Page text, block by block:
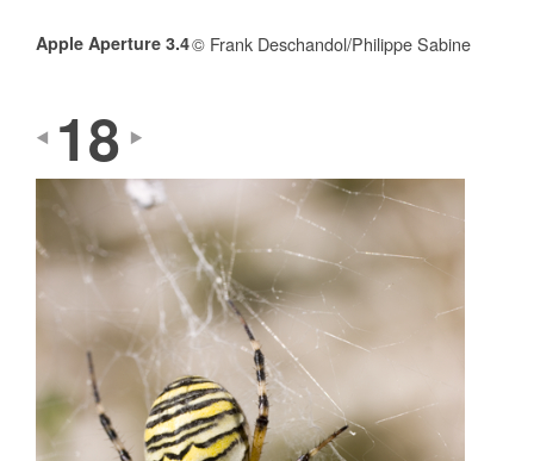
Apple Aperture 3.4© Frank Deschandol/Philippe Sabine
18